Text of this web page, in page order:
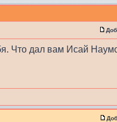
Что дал вам Исай